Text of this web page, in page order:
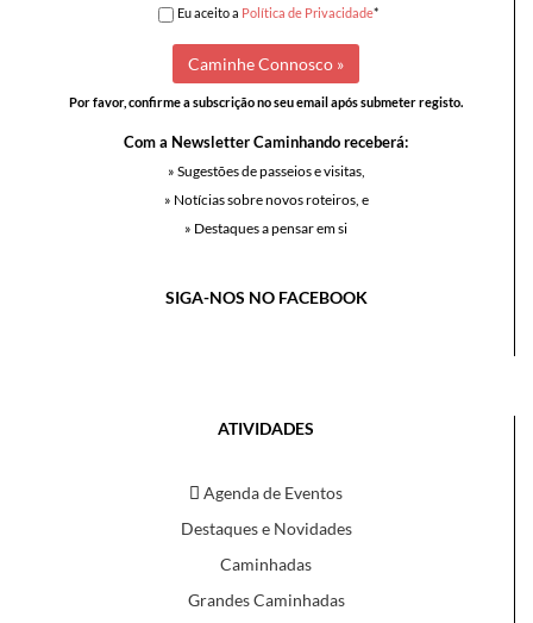
Eu aceito a Política de Privacidade*
Por favor, confirme a subscrição no seu email após submeter registo.
Com a Newsletter Caminhando receberá:
» Sugestões de passeios e visitas,
» Notícias sobre novos roteiros, e
» Destaques a pensar em si
SIGA-NOS NO FACEBOOK
ATIVIDADES
Agenda de Eventos
Destaques e Novidades
Caminhadas
Grandes Caminhadas